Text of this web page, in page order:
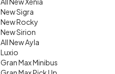
New Sigra
New Rocky
New Sirion
All New Ayla
Luxio
Gran Max Minibus